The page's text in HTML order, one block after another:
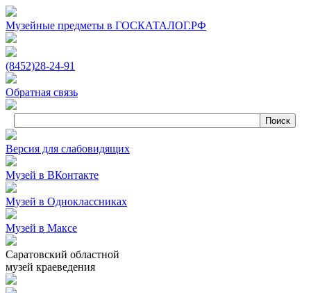
Музейные предметы в ГОСКАТАЛОГ.РФ
(8452)28‑24‑91
Обратная связь
Версия для слабовидящих
Музей в ВКонтакте
Музей в Одноклассниках
Музей в Максе
Саратовский областной
музей краеведения